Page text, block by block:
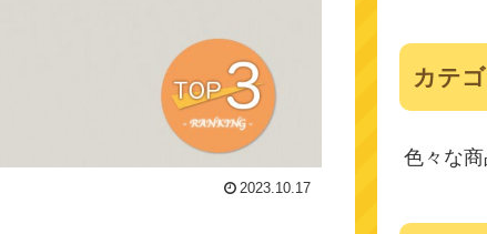
2023.10.17
カテ
色々な商